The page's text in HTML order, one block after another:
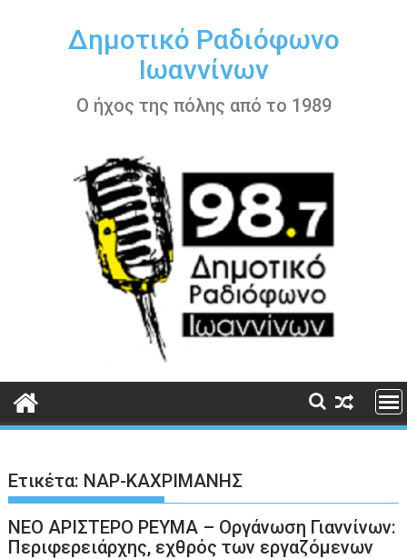
περιεχόμενοΔημοτικό Ραδιόφωνο
Ιωαννίνων
Ο ήχος της πόλης από το 1989
Ετικέτα: ΝΑΡ-ΚΑΧΡΙΜΑΝΗΣ
ΝΕΟ ΑΡΙΣΤΕΡΟ ΡΕΥΜΑ – Οργάνωση Γιαννίνων:
Περιφερειάρχης, εχθρός των εργαζόμενων